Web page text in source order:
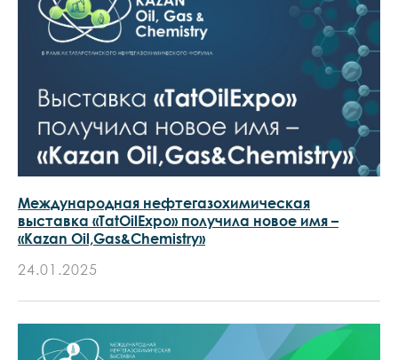
Международная нефтегазохимическая
выставка «TatOilExpo» получила новое имя –
«Kazan Oil,Gas&Chemistry»
24.01.2025